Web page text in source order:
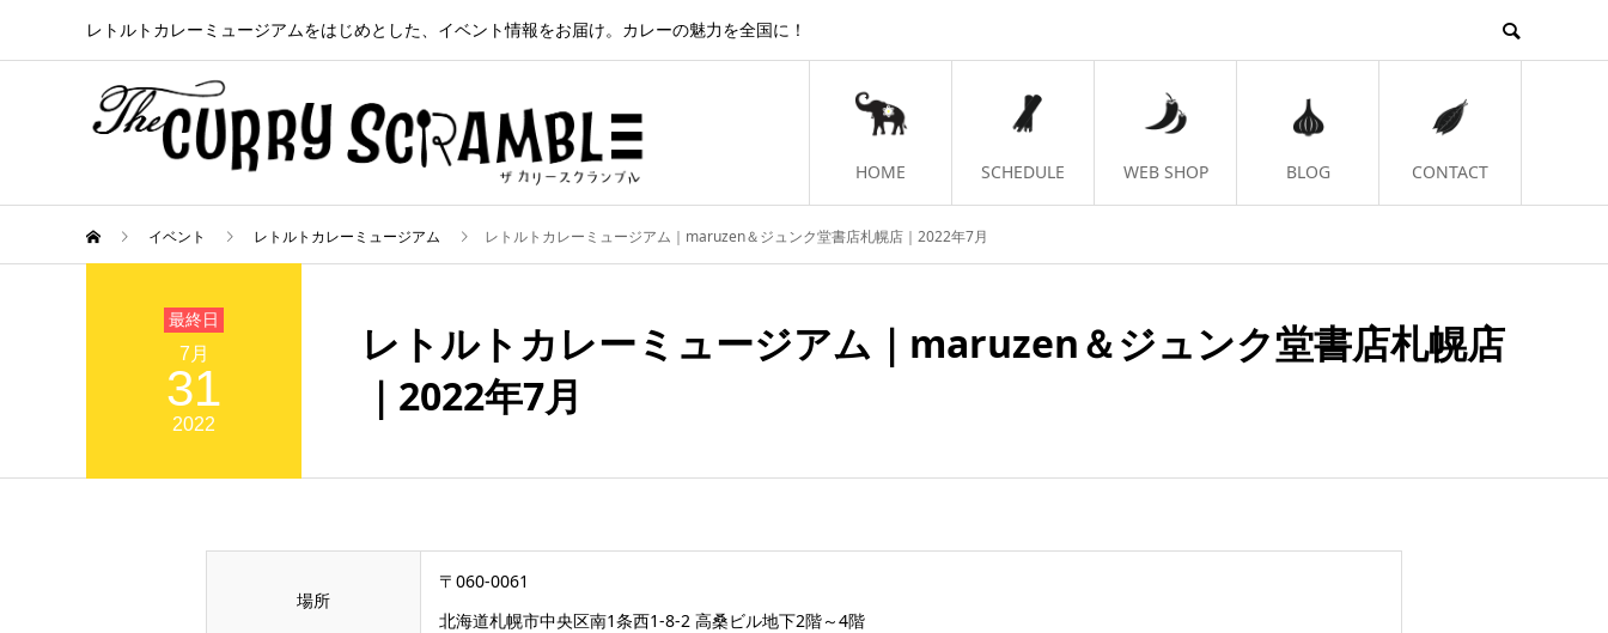
レトルトカレーミュージアムをはじめとした、イベント情報をお届け。カレーの魅力を全国に！
HOME SCHEDULE WEB SHOP BLOG CONTACT
イベント レトルトカレーミュージアム レトルトカレーミュージアム｜maruzen＆ジュンク堂書店札幌店｜2022年7月
7月
31
2022
レトルトカレーミュージアム｜maruzen＆ジュンク堂書店札幌店
｜2022年7月
場所
〒060-0061
北海道札幌市中央区南1条西1-8-2 高桑ビル地下2階～4階